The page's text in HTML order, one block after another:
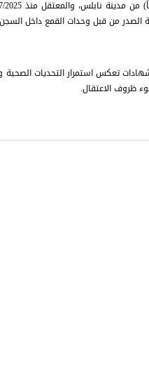
الصدر من قبل وحدات القمع داخل
تعكس استمرار التحديات
ظروف الاعتقال.